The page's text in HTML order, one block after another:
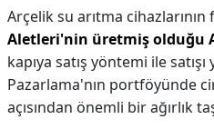
Arçelik su arıtma cihazlarının
Aletleri'nin üretmiş olduğu
kapıya satış yöntemi ile
Pazarlama'nın portföyünde
açısından önemli bir ağırlık